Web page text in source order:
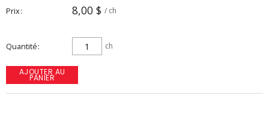
Prix 8,00 $ / ch
Quantité ch
AJOUTER AU
PANIER